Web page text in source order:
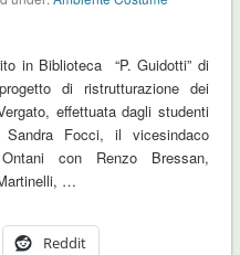
in Biblioteca “P. Guidotti” di
di ristrutturazione dei
effettuata dagli studenti
Focci, il vicesindaco
con Renzo Bressan,
…
Reddit